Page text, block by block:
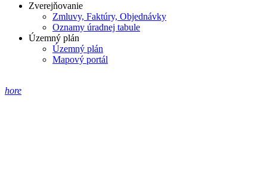
Zverejňovanie
Zmluvy, Faktúry, Objednávky
Oznamy úradnej tabule
Územný plán
Územný plán
Mapový portál
hore